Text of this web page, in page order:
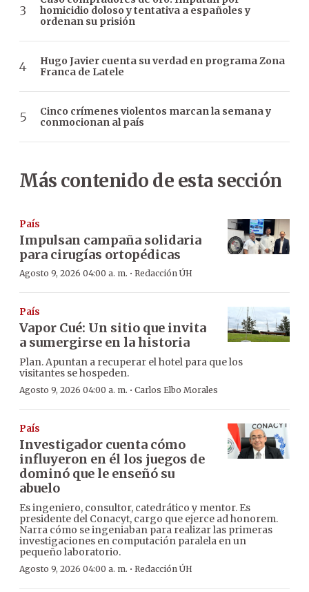
homicidio doloso y tentativa a españoles y
ordenan su prisión
Hugo Javier cuenta su verdad en programa Zona
Franca de Latele
Cinco crímenes violentos marcan la semana y
conmocionan al país
Más contenido de esta sección
País
Impulsan campaña solidaria
para cirugías ortopédicas
Agosto 9, 2026 04:00 a. m. · Redacción ÚH
País
Vapor Cué: Un sitio que invita
a sumergirse en la historia
Plan. Apuntan a recuperar el hotel para que los
visitantes se hospeden.
Agosto 9, 2026 04:00 a. m. · Carlos Elbo Morales
País
Investigador cuenta cómo
influyeron en él los juegos de
dominó que le enseñó su
abuelo
Es ingeniero, consultor, catedrático y mentor. Es
presidente del Conacyt, cargo que ejerce ad honorem.
Narra cómo se ingeniaban para realizar las primeras
investigaciones en computación paralela en un
pequeño laboratorio.
Agosto 9, 2026 04:00 a. m. · Redacción ÚH